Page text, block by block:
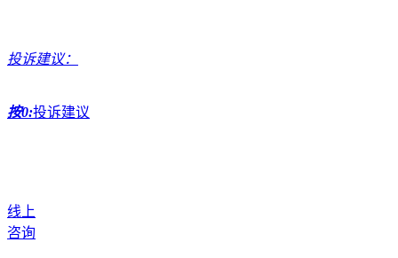
投诉建议：
按0:投诉建议
线上
咨询